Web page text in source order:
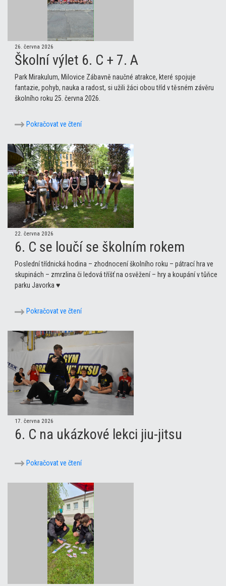
26. června 2026
Školní výlet 6. C + 7. A
Park Mirakulum, Milovice Zábavně naučné atrakce, které spojuje
fantazie, pohyb, nauka a radost, si užili žáci obou tříd v těsném závěru
školního roku 25. června 2026.
Pokračovat ve čtení
22. června 2026
6. C se loučí se školním rokem
Poslední třídnická hodina – zhodnocení školního roku – pátrací hra ve
skupinách – zmrzlina či ledová tříšť na osvěžení – hry a koupání v tůňce
parku Javorka ♥
Pokračovat ve čtení
17. června 2026
6. C na ukázkové lekci jiu-jitsu
Pokračovat ve čtení